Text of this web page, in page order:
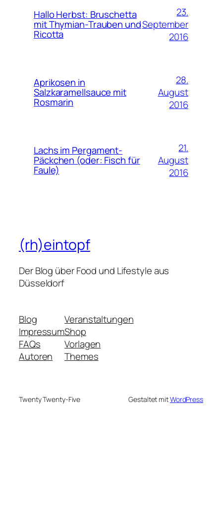
Hallo Herbst: Bruschetta
mit Thymian-Trauben und
Ricotta
23.
September
2016
Aprikosen in
Salzkaramellsauce mit
Rosmarin
28.
August
2016
Lachs im Pergament-
Päckchen (oder: Fisch für
Faule)
21.
August
2016
(rh)eintopf
Der Blog über Food und Lifestyle aus
Düsseldorf
Blog
Impressum
FAQs
Autoren
Veranstaltungen
Shop
Vorlagen
Themes
Twenty Twenty-Five Gestaltet mitWordPress